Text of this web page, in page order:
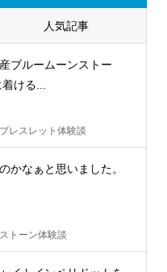
人気記事
ブルームーンストー
ける...
レスレット体験談
かなぁと思いました。
トーン体験談